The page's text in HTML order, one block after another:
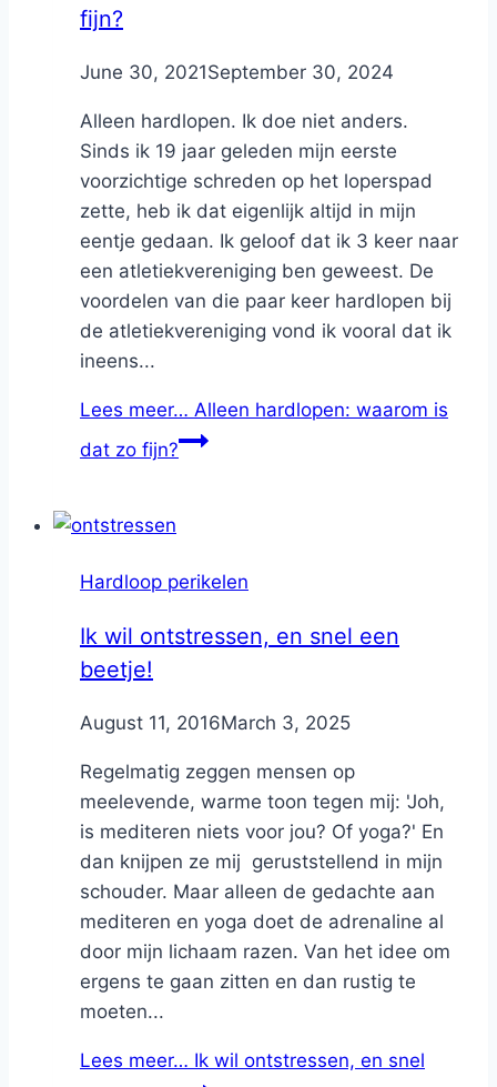
fijn?
ByNicole
June 30, 2021September 30, 2024
Alleen hardlopen. Ik doe niet anders.
Sinds ik 19 jaar geleden mijn eerste
voorzichtige schreden op het loperspad
zette, heb ik dat eigenlijk altijd in mijn
eentje gedaan. Ik geloof dat ik 3 keer naar
een atletiekvereniging ben geweest. De
voordelen van die paar keer hardlopen bij
de atletiekvereniging vond ik vooral dat ik
ineens...
Lees meer… Alleen hardlopen: waarom is
dat zo fijn?
Hardloop perikelen
Ik wil ontstressen, en snel een
beetje!
ByNicole
August 11, 2016March 3, 2025
Regelmatig zeggen mensen op
meelevende, warme toon tegen mij: 'Joh,
is mediteren niets voor jou? Of yoga?' En
dan knijpen ze mij geruststellend in mijn
schouder. Maar alleen de gedachte aan
mediteren en yoga doet de adrenaline al
door mijn lichaam razen. Van het idee om
ergens te gaan zitten en dan rustig te
moeten...
Lees meer… Ik wil ontstressen, en snel